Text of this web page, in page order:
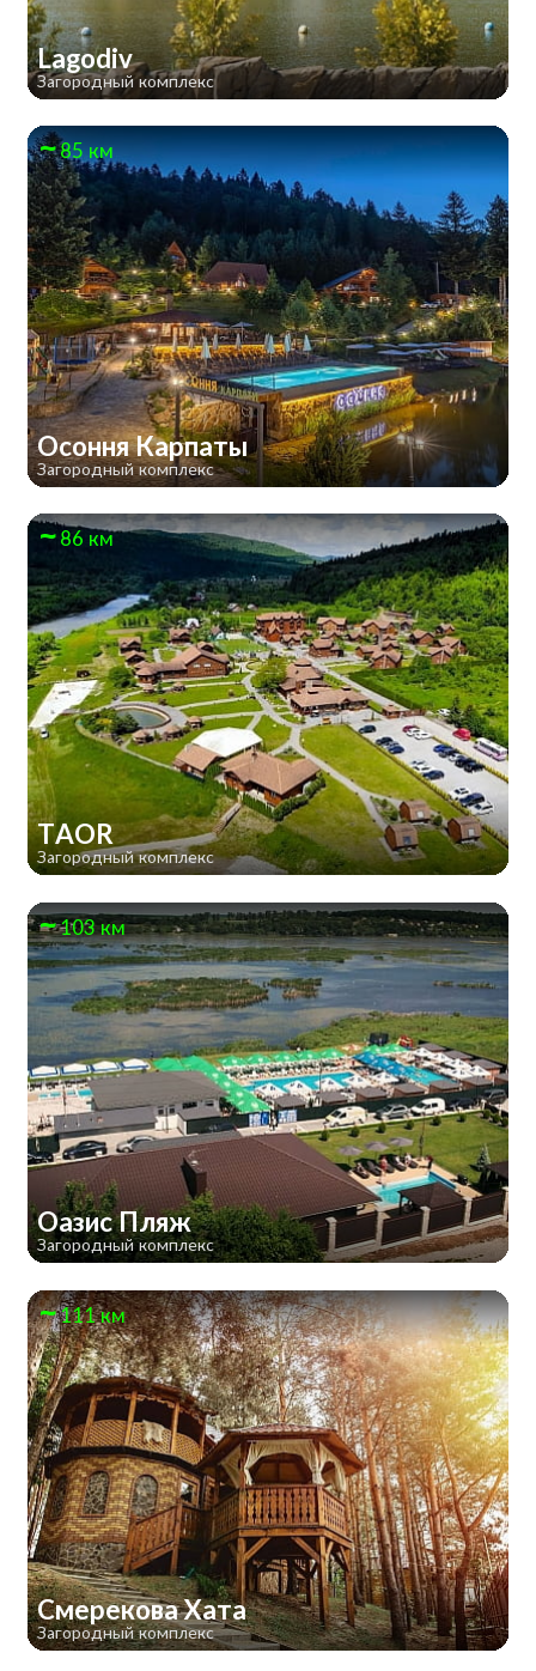
Lagodiv
Загородный комплекс
85 км
Осоння Карпаты
Загородный комплекс
86 км
TAOR
Загородный комплекс
103 км
Оазис Пляж
Загородный комплекс
111 км
Смерекова Хата
Загородный комплекс